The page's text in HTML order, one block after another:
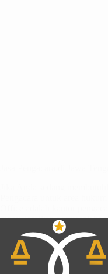
menyelesaikan